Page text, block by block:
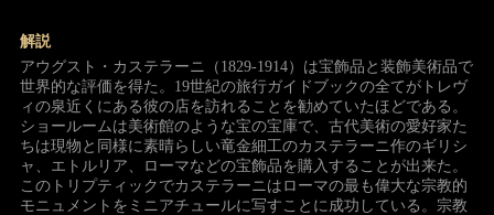
解説
アウグスト・カステラーニ（1829-1914）は宝飾品と装飾美術品で
世界的な評価を得た。19世紀の旅行ガイドブックの全てがトレヴ
ィの泉近くにある彼の店を訪れることを勧めていたほどである。
ショールームは美術館のような宝の宝庫で、古代美術の愛好家た
ちは現物と同様に素晴らしい竜金細工のカステラーニ作のギリシ
ャ、エトルリア、ローマなどの宝飾品を購入することが出来た。
このトリプティックでカステラーニはローマの最も偉大な宗教的
モニュメントをミニアチュールに写すことに成功している。宗教